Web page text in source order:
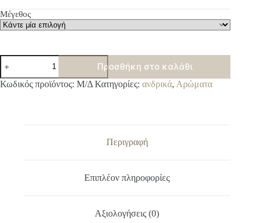
through
€17.00
Μέγεθος
Άρωμα
τύπου
Valentino
Uomo
Προσθήκη στο καλάθι
A
Κωδικός προϊόντος: Μ/Δ Κατηγορίες: ανδρικά, Αρώματα
Περιγραφή
Επιπλέον πληροφορίες
Αξιολογήσεις (0)